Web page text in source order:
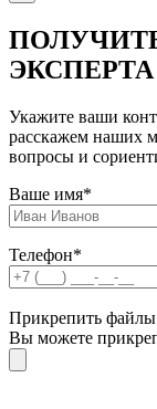
ЭКСПЕРТА
Укажите ваши
расскажем наших
вопросы и
Ваше имя*
Телефон*
Прикрепить файлы
Вы можете